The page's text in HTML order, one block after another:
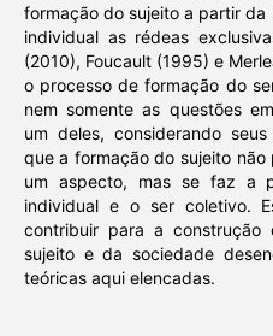
formação do sujeito a partir
individual as rédeas
(2010), Foucault (1995) e
o processo de formação do
nem somente as questões
um deles, considerando
que a formação do sujeito
um aspecto, mas se faz a
individual e o ser coletivo.
contribuir para a
sujeito e da sociedade
teóricas aqui elencadas.